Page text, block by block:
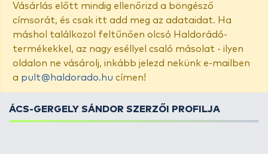
Vásárlás előtt mindig ellenőrizd a böngésző
címsorát, és csak itt add meg az adataidat. Ha
máshol találkozol feltűnően olcsó Haldorádó-
termékekkel, az nagy eséllyel csaló másolat - ilyen
oldalon ne vásárolj, inkább jelezd nekünk e-mailben
a pult@haldorado.hu címen!
ÁCS-GERGELY SÁNDOR SZERZŐI PROFILJA